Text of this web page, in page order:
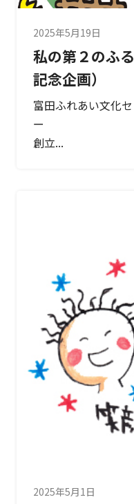
2025年5月19日
私の第２のふ
記念企画）
富田ふれあい文化
創立...
2025年5月1日